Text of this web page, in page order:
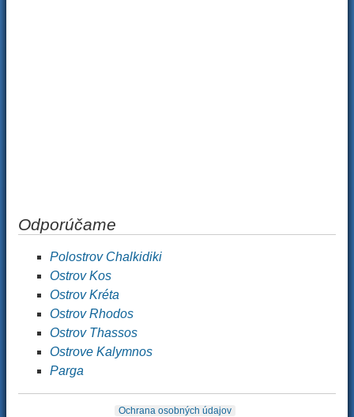
Odporúčame
Polostrov Chalkidiki
Ostrov Kos
Ostrov Kréta
Ostrov Rhodos
Ostrov Thassos
Ostrove Kalymnos
Parga
Ochrana osobných údajov